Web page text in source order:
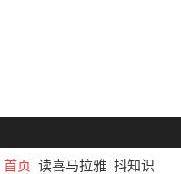
首页 读喜马拉雅 抖知识